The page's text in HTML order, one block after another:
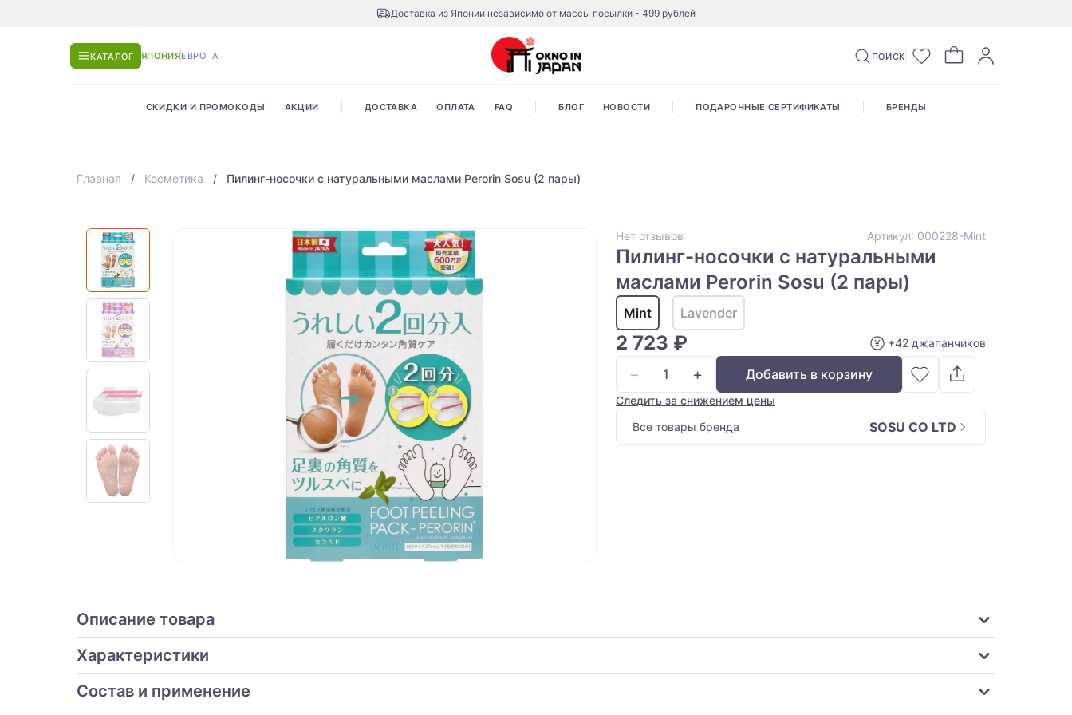
Доставка из Японии независимо от массы посылки - 499 рублей
КАТАЛОГ ЯПОНИЯЕВРОПА ПОИСК
СКИДКИ И ПРОМОКОДЫ АКЦИИ ДОСТАВКА ОПЛАТА FAQ БЛОГ НОВОСТИ ПОДАРОЧНЫЕ СЕРТИФИКАТЫ БРЕНДЫ
Главная Косметика Пилинг-носочки с натуральными маслами Perorin Sosu (2 пары)
Нет отзывов Артикул: 000228-Mint
Пилинг-носочки с натуральными
маслами Perorin Sosu (2 пары)
Mint Lavender
2 723 ₽ +42 джапанчиков
− + Добавить в корзину
Следить за снижением цены
Все товары бренда
SOSU CO LTD
Описание товара
Характеристики
Состав и применение